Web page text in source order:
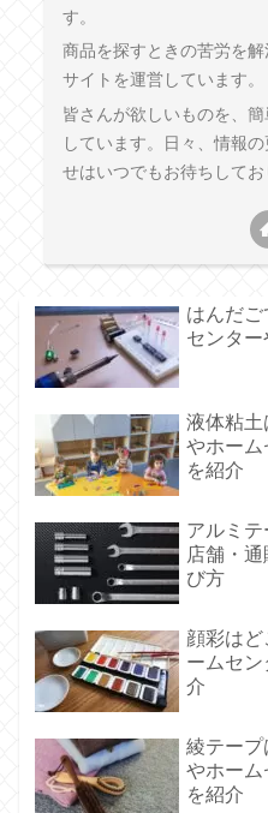
す。
商品を探すときの苦労を
サイトを運営しています。
皆さんが欲しいものを、
しています。日々、情報
せはいつでもお待ちしてお
はんだ
センター
液体粘土
やホーム
を紹介
アルミ
店舗・
び方
顔彩は
ームセ
介
綾テープ
やホーム
を紹介